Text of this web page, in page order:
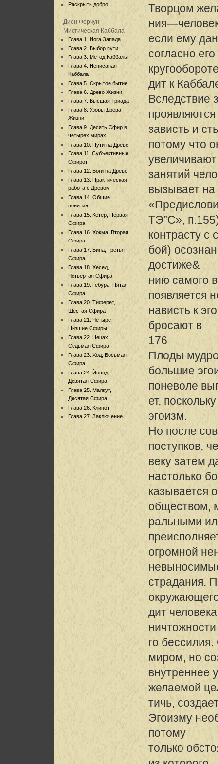
Раскрыть добро
Дион Форчун
Мистическая Каббала
Глава 1. Йога Запада
Глава 2. Выбор пути
Глава 3. Метод Каббалы
Глава 4. Неписаная
Каббала
Глава 5. Скрытое бытие
Глава 6. Древо Жизни
Глава 7. Высшая Триада
Глава 8. Узоры Древа
Жизни
Глава 9. Десять Сфир в
четырех мирах
Глава 10. Пути на Древе
Глава 11. Субъективные
Сфирот
Глава 12. Боги на Древе
Глава 13. Практическая
работа с Древом
Глава 14. Общие
понятия
Глава 15. Кетер, Первая
Сфира
Глава 16. Хокма, Вторая
Сфира
Глава 17. Бина, Третья
Сфира
Глава 18. Хесед,
Четвертая Сфира
Глава 19. Гебура, Пятая
Сфира
Глава 20. Тиферет,
Шестая Сфира
Глава 21. Четыре
Низшие Сфиры
Глава 22. Нецах,
Седьмая Сфира
Глава 23. Ход, Восьмая
Сфира
Глава 24. Йесод,
Девятая Сфира
Глава 25. Малкут,
Десятая Сфира
Глава 26. Клипот
Глава 27. Заключение
Творцом
если ему
согласно
дит к
Вследствие
проявляются
зависть и
потому что
занятий
вызывает
ТЭ”С»,
контрасту с
бой)
достиже&
нию самого
появляется
нависть к
бросают в
176
Плоды
большие
поневоле
ет,
эгоизм.
Но после
поступков,
веку затем
настолько
казывается
обществом,
ральными
огромной
страдания.
дит
го
миром, но
внутреннее
желаемой
тичь,
Эгоизму
потому
только